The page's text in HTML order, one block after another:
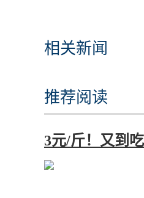
相关新闻
推荐阅读
3元/斤！又到